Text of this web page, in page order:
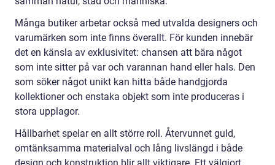
Många butiker arbetar också med utvalda designers och
varumärken som inte finns överallt. För kunden innebär
det en känsla av exklusivitet: chansen att bära något
som inte sitter på var och varannan hand eller hals. Den
som söker något unikt kan hitta både handgjorda
kollektioner och enstaka objekt som inte produceras i
stora upplagor.
Hållbarhet spelar en allt större roll. Återvunnet guld,
omtänksamma materialval och lång livslängd i både